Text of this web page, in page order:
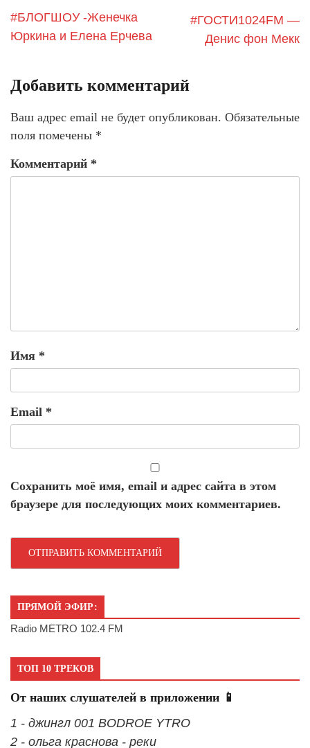
#БЛОГШОУ -Женечка
Юркина и Елена Ерчева
#ГОСТИ1024FM —
Денис фон Мекк
Добавить комментарий
Ваш адрес email не будет опубликован. Обязательные
поля помечены *
Комментарий *
Имя *
Email *
Сохранить моё имя, email и адрес сайта в этом
браузере для последующих моих комментариев.
ПРЯМОЙ ЭФИР:
Radio METRO 102.4 FM
ТОП 10 ТРЕКОВ
От наших слушателей в приложении 📱
1 - джингл 001 BODROE YTRO
2 - ольга краснова - реки